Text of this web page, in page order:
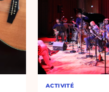
ACTIVITÉ